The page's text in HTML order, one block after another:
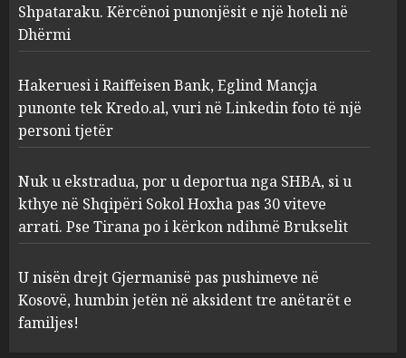
Eglind Mançja punonte tek
Kredo.al, vuri në Linkedin
foto të një personi tjetër
AUGUST 7, 2026
Nuk u ekstradua, por u
deportua nga SHBA, si u kthye
në Shqipëri Sokol Hoxha pas
30 viteve arrati. Pse Tirana po
AUGUST 7, 2026
Shpataraku. Kërcënoi punonjësit e një hoteli në
Dhërmi
Hakeruesi i Raiffeisen Bank, Eglind Mançja
punonte tek Kredo.al, vuri në Linkedin foto të një
personi tjetër
Nuk u ekstradua, por u deportua nga SHBA, si u
kthye në Shqipëri Sokol Hoxha pas 30 viteve
arrati. Pse Tirana po i kërkon ndihmë Brukselit
U nisën drejt Gjermanisë pas pushimeve në
Kosovë, humbin jetën në aksident tre anëtarët e
familjes!